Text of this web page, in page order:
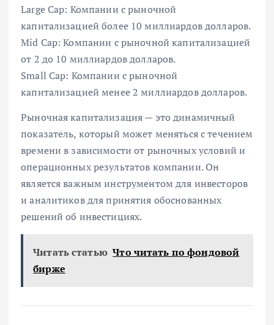
Large Cap: Компании с рыночной
капитализацией более 10 миллиардов долларов.
Mid Cap: Компании с рыночной капитализацией
от 2 до 10 миллиардов долларов.
Small Cap: Компании с рыночной
капитализацией менее 2 миллиардов долларов.
Рыночная капитализация — это динамичный
показатель, который может меняться с течением
времени в зависимости от рыночных условий и
операционных результатов компании. Он
является важным инструментом для инвесторов
и аналитиков для принятия обоснованных
решений об инвестициях.
Читать статью Что читать по фондовой
бирже